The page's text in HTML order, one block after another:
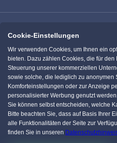
Immowelt.de
Massivhaus.de
Einfamilienhaus.de
Cookie-Einstellungen
Wir verwenden Cookies, um Ihnen ein
bieten. Dazu zählen Cookies, die für den
Steuerung unserer kommerziellen
sowie solche, die lediglich zu anonymen
Komforteinstellungen oder zur Anzeige
personalisierter Werbung genutzt
Sie können selbst entscheiden, welche
Bitte beachten Sie, dass auf Basis Ihrer
alle Funktionalitäten der Seite zur
finden Sie in unseren